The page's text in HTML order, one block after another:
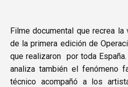
Filme documental que recrea
de la primera edición de
que realizaron por toda
analiza también el fenómeno
técnico acompañó a los